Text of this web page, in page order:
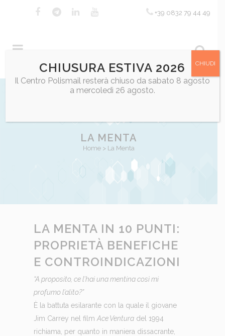
+39 0832 79 44 49
LA MENTA
Home > La Menta
LA MENTA IN 10 PUNTI:
PROPRIETÀ BENEFICHE
E CONTROINDICAZIONI
“A proposito, ce l’hai una mentina così mi
profumo l’alito?”
È la battuta esilarante con la quale il giovane
Jim Carrey nel film Ace Venturadel 1994
richiama, per quanto in maniera dissacrante,
CHIUSURA ESTIVA 2026
Il Centro Polismail resterà chiuso da sabato 8 agosto
a mercoledì 26 agosto.
CHIUDI